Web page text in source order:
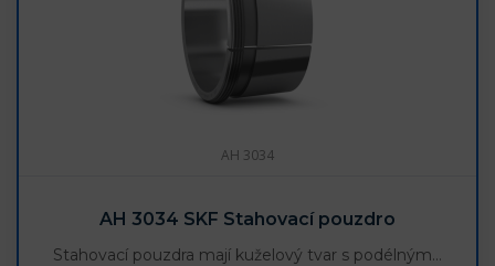
AH 3034
AH 3034 SKF Stahovací pouzdro
Stahovací pouzdra mají kuželový tvar s podélným…